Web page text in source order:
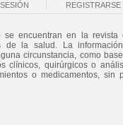
REGISTRARSE
se encuentran en la revista
de la salud. La
circunstancia, como
clínicos, quirúrgicos o
o medicamentos, sin